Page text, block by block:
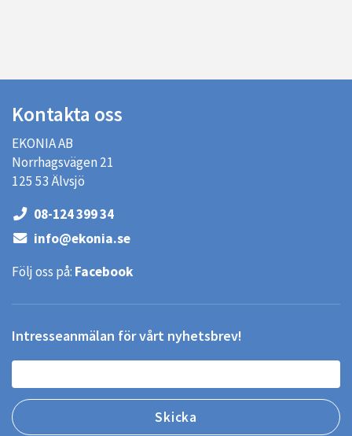
Kontakta oss
EKONIA AB
Norrhagsvägen 21
125 53 Älvsjö
08-124 399 34
info@ekonia.se
Följ oss på: Facebook
Intresseanmälan för vårt nyhetsbrev!